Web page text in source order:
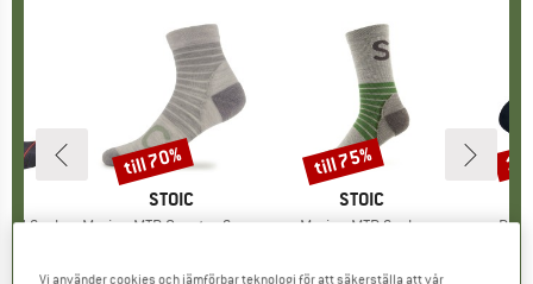
7 Sock
VARUMÄRKE
STOIC
Produkter
Merino MTB Quarter Socks
Rabatt
till 70%
VARUMÄRKE
STOIC
Produkter
Merino MTB Socks
Rabatt
till 75%
Pro
Vi använder cookies och jämförbar teknologi för att säkerställa att vår